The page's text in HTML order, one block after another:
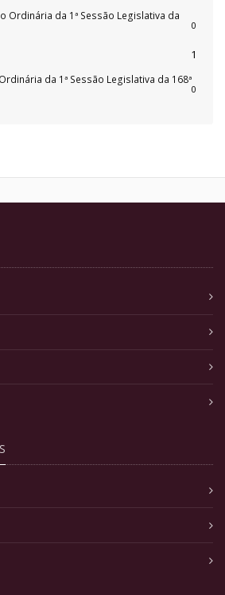
Ordinária da 1ª Sessão Legislativa da
0
1
da 1ª Sessão Legislativa da 168ª
0